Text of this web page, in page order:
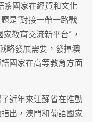
系國家在經貿和文化
是“對接一帶一路戰
教育交流新平台”，
略發展需要，發揮澳
國家在高等教育方面
近年來江蘇省在推動
出，澳門和葡語國家